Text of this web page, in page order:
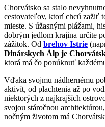
Chorvátsko sa stalo
cestovateľov, ktorí chcú zažiť
mieste. S úžasnými plážami,
dobrým jedlom krajina určite
zážitok. Od brehov Istrie
Dinárskych Álp je
ktorá má čo ponúknuť
Vďaka svojmu nádhernému
aktivít, od plachtenia až po
niektorých z najkrajších
svojou stáročnou
nočným životom má